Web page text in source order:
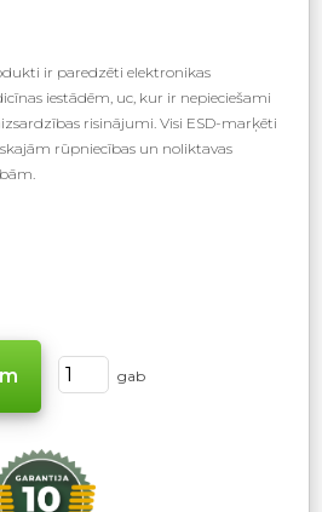
ir paredzēti elektronikas
iestādēm, uc, kur ir nepieciešami
risinājumi. Visi ESD-marķēti
rūpniecības un noliktavas
gab